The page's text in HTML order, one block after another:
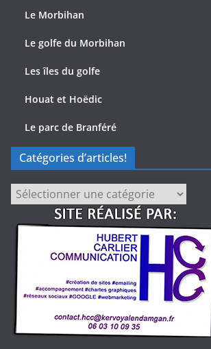
Le Morbihan
Le golfe du Morbihan
Les îles du golfe
Houat et Hoëdic
Le parc de Branféré
Catégories d’articles!
Catégories